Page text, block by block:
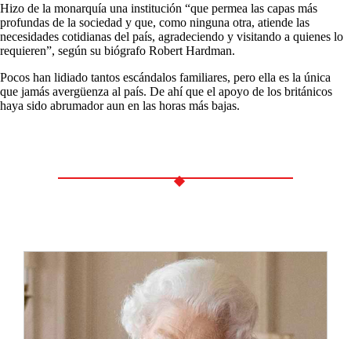
Hizo de la monarquía una institución “que permea las capas más
profundas de la sociedad y que, como ninguna otra, atiende las
necesidades cotidianas del país, agradeciendo y visitando a quienes lo
requieren”, según su biógrafo Robert Hardman.
Pocos han lidiado tantos escándalos familiares, pero ella es la única
que jamás avergüenza al país. De ahí que el apoyo de los británicos
haya sido abrumador aun en las horas más bajas.